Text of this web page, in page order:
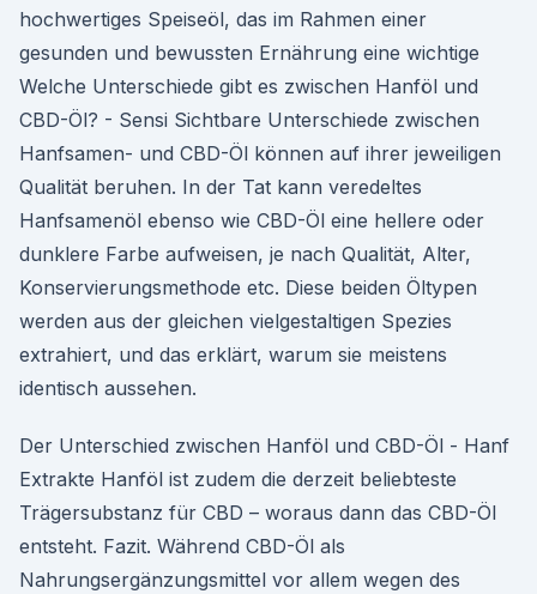
hochwertiges Speiseöl, das im Rahmen einer
gesunden und bewussten Ernährung eine wichtige
Welche Unterschiede gibt es zwischen Hanföl und
CBD-Öl? - Sensi Sichtbare Unterschiede zwischen
Hanfsamen- und CBD-Öl können auf ihrer jeweiligen
Qualität beruhen. In der Tat kann veredeltes
Hanfsamenöl ebenso wie CBD-Öl eine hellere oder
dunklere Farbe aufweisen, je nach Qualität, Alter,
Konservierungsmethode etc. Diese beiden Öltypen
werden aus der gleichen vielgestaltigen Spezies
extrahiert, und das erklärt, warum sie meistens
identisch aussehen.
Der Unterschied zwischen Hanföl und CBD-Öl - Hanf
Extrakte Hanföl ist zudem die derzeit beliebteste
Trägersubstanz für CBD – woraus dann das CBD-Öl
entsteht. Fazit. Während CBD-Öl als
Nahrungsergänzungsmittel vor allem wegen des